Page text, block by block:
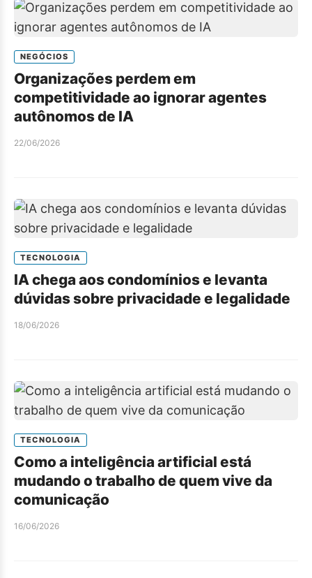
NEGÓCIOS
Organizações perdem em
competitividade ao ignorar agentes
autônomos de IA
22/06/2026
TECNOLOGIA
IA chega aos condomínios e levanta
dúvidas sobre privacidade e legalidade
18/06/2026
TECNOLOGIA
Como a inteligência artificial está
mudando o trabalho de quem vive da
comunicação
16/06/2026